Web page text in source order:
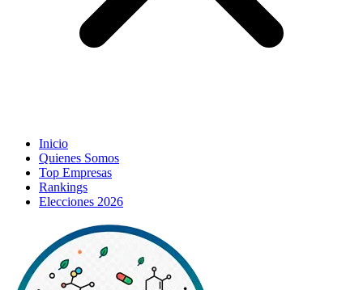
Inicio
Quienes Somos
Top Empresas
Rankings
Elecciones 2026